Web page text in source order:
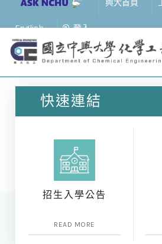
興大首頁
English 登入
快速連結
招生入學公告
READ MORE